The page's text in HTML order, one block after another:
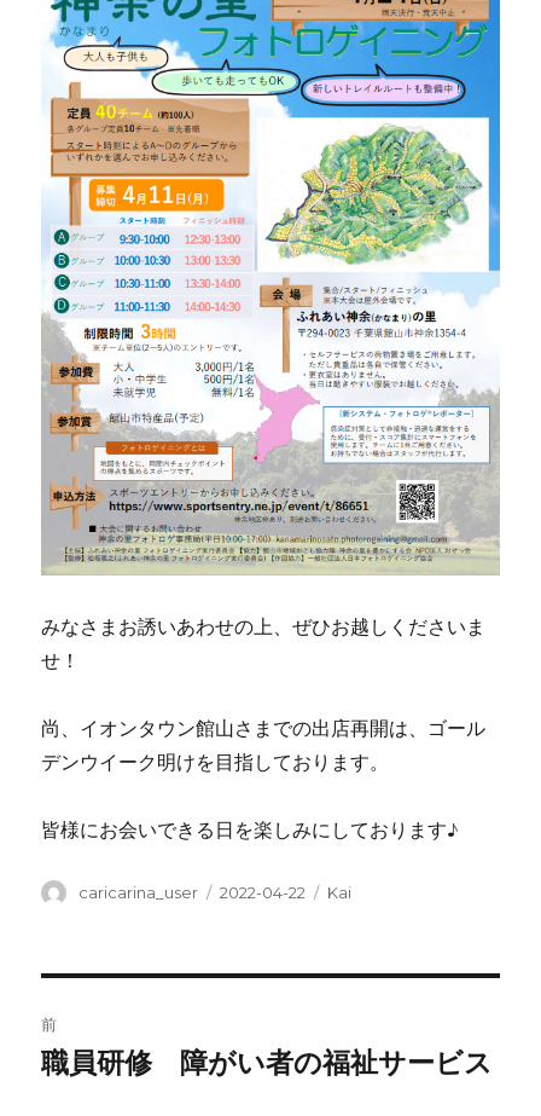
みなさまお誘いあわせの上、ぜひお越しくださいま
せ！
尚、イオンタウン館山さまでの出店再開は、ゴール
デンウイーク明けを目指しております。
皆様にお会いできる日を楽しみにしております♪
投
caricarina_user
投
2022-04-22
カ
Kai
稿
前
前
職員研修 障がい者の福祉サービス